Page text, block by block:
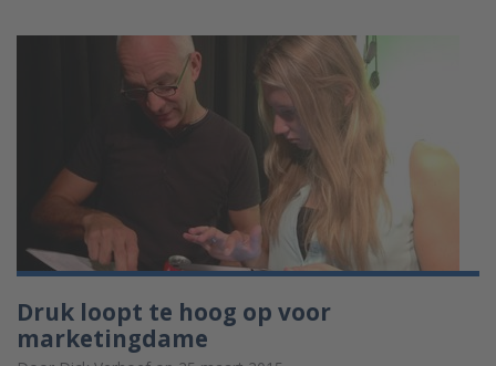
Druk loopt te hoog op voor
marketingdame